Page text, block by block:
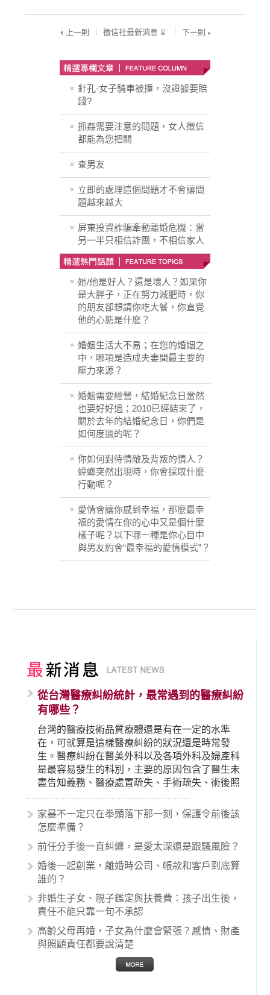
上一則 徵信社最新消息 下一則
針孔-女子騎車被撞，沒證據要賠
錢?
抓姦需要注意的問題，女人徵信
都能為您把關
查男友
立即的處理這個問題才不會讓問
題越來越大
屏東投資詐騙牽動離婚危機：當
另一半只相信詐團，不相信家人
她/他是好人？還是壞人？如果你
是大胖子，正在努力減肥時，你
的朋友卻想請你吃大餐，你直覺
他的心態是什麽？
婚姻生活大不易；在您的婚姻之
中，哪項是造成夫妻間最主要的
壓力來源？
婚姻需要經營，結婚紀念日當然
也要好好過；2010已經結束了，
關於去年的結婚紀念日，你們是
如何度過的呢？
你如何對待情敵及背叛的情人？
蟑螂突然出現時，你會採取什麼
行動呢？
愛情會讓你感到幸福，那麼最幸
福的愛情在你的心中又是個什麼
樣子呢？以下哪一種是你心目中
與男友約會“最幸福的愛情模式”？
從台灣醫療糾紛統計，最常遇到的醫療糾紛
有哪些？
台灣的醫療技術品質療體還是有在一定的水準
在，可就算是這樣醫療糾紛的狀況還是時常發
生。醫療糾紛在醫美外科以及各項外科及婦產科
是最容易發生的科別，主要的原因包含了醫生未
盡告知義務、醫療處置疏失、手術疏失、術後照
顧失當、醫療費用的收取。雖然醫學進步，但醫
生與病患之間引起的糾紛還是經常發生。很多案
例中最後都走向訴訟流程，我們如果不幸遇到相
的內容其實非常多，有些案例…
家暴不一定只在拳頭落下那一刻，保護令前後該
怎麼準備？
前任分手後一直糾纏，是愛太深還是跟騷風險？
婚後一起創業，離婚時公司、帳款和客戶到底算
誰的？
非婚生子女、親子鑑定與扶養費：孩子出生後，
責任不能只靠一句不承認
高齡父母再婚，子女為什麼會緊張？感情、財產
與照顧責任都要說清楚